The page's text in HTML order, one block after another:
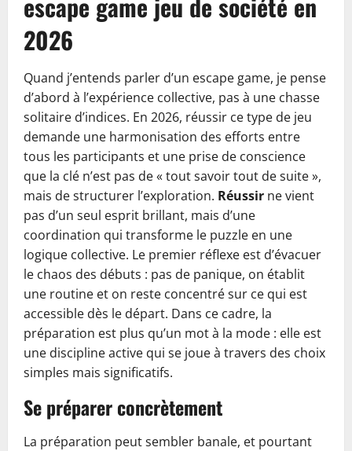
2026
Quand j’entends parler d’un escape game, je pense
d’abord à l’expérience collective, pas à une chasse
solitaire d’indices. En 2026, réussir ce type de jeu
demande une harmonisation des efforts entre
tous les participants et une prise de conscience
que la clé n’est pas de « tout savoir tout de suite »,
mais de structurer l’exploration. Réussir ne vient
pas d’un seul esprit brillant, mais d’une
coordination qui transforme le puzzle en une
logique collective. Le premier réflexe est d’évacuer
le chaos des débuts : pas de panique, on établit
une routine et on reste concentré sur ce qui est
accessible dès le départ. Dans ce cadre, la
préparation est plus qu’un mot à la mode : elle est
une discipline active qui se joue à travers des choix
simples mais significatifs.
Se préparer concrètement
La préparation peut sembler banale, et pourtant